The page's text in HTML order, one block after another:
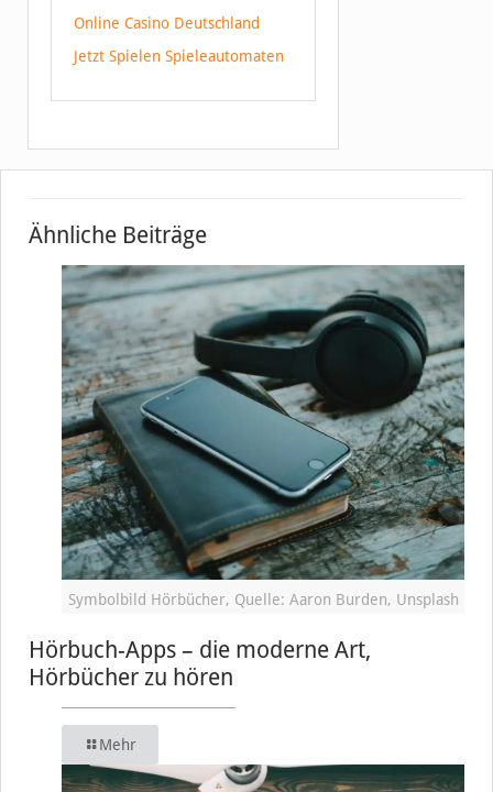
Online Casino Deutschland
Jetzt Spielen Spieleautomaten
Ähnliche Beiträge
Symbolbild Hörbücher, Quelle: Aaron Burden, Unsplash
Hörbuch-Apps – die moderne Art,
Hörbücher zu hören
Mehr